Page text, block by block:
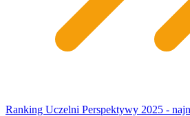
Ranking Uczelni Perspektywy 2025 -